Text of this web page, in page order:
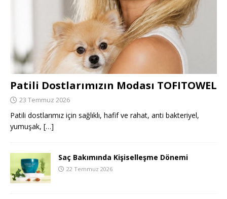
Patili Dostlarımızın Modası TOFITOWEL
23 Temmuz 2026
Patili dostlarımız için sağlıklı, hafif ve rahat, anti bakteriyel,
yumuşak, […]
Saç Bakımında Kişiselleşme Dönemi
22 Temmuz 2026